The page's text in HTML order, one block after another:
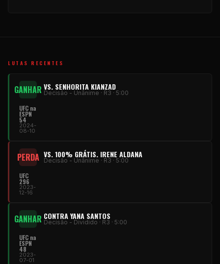
LUTAS RECENTES
GANHAR VS. SENHORITA KIANZAD
Decisão - Unânime · R3 · 5:00
UFC na
ESPN
54
2024-
08-10
PERDA VS. 100% GRÁTIS. IRENE ALDANA
Decisão - Unânime · R3 · 5:00
UFC
296
2023-
12-16
GANHAR CONTRA YANA SANTOS
Decisão - Dividido · R3 · 5:00
UFC na
ESPN
48
2023-
07-01